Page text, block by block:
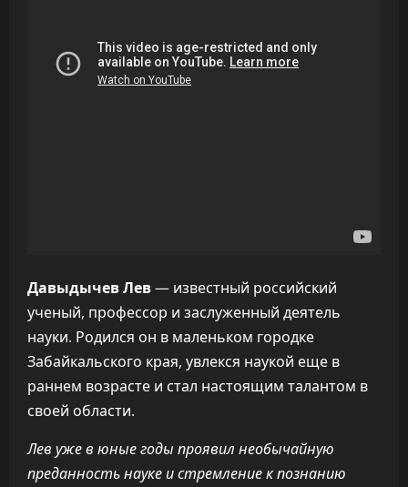
Давыдычев Лев— известный российский
ученый, профессор и заслуженный деятель
науки. Родился он в маленьком городке
Забайкальского края, увлекся наукой еще в
раннем возрасте и стал настоящим талантом в
своей области.
Лев уже в юные годы проявил необычайную
преданность науке и стремление к познанию